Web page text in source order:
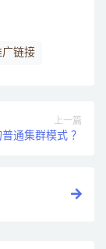
广链接
上一篇
通集群模式 ？